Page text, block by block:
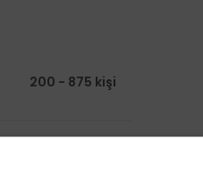
200 - 875 kişi